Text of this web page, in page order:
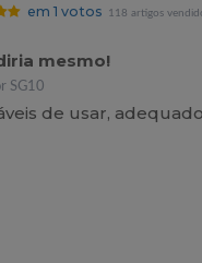
em 1 votos 118 artigos
mesmo!
SG10
de usar,